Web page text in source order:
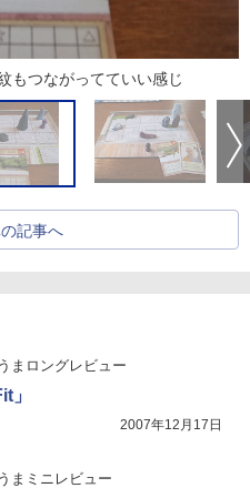
もつながってていい感じ
記事へ
まロングレビュー
」
2007年12月17日
まミニレビュー